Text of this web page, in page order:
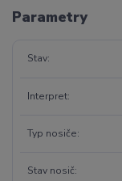
Parametry
Stav
Interpret
Typ nosiče
Stav nosič